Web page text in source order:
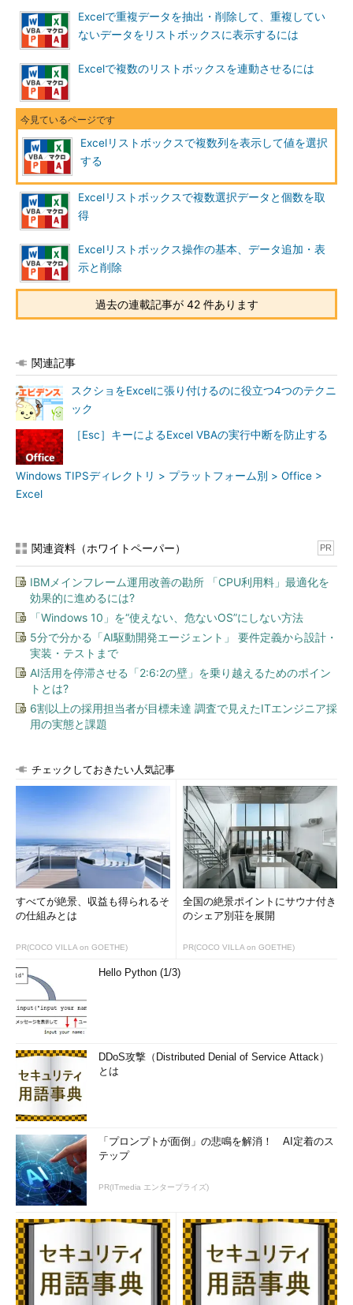
Excelで重複データを抽出・削除して、重複してい
ないデータをリストボックスに表示するには
Excelで複数のリストボックスを連動させるには
Excelリストボックスで複数列を表示して値を選択
する
Excelリストボックスで複数選択データと個数を取
得
Excelリストボックス操作の基本、データ追加・表
示と削除
過去の連載記事が 42 件あります
関連記事
スクショをExcelに張り付けるのに役立つ4つのテクニ
ック
［Esc］キーによるExcel VBAの実行中断を防止する
Windows TIPSディレクトリ > プラットフォーム別 > Office >
Excel
関連資料（ホワイトペーパー） PR
IBMメインフレーム運用改善の勘所 「CPU利用料」最適化を
効果的に進めるには?
「Windows 10」を“使えない、危ないOS”にしない方法
5分で分かる「AI駆動開発エージェント」 要件定義から設計・
実装・テストまで
AI活用を停滞させる「2:6:2の壁」を乗り越えるためのポイン
トとは?
6割以上の採用担当者が目標未達 調査で見えたITエンジニア採
用の実態と課題
チェックしておきたい人気記事
すべてが絶景、収益も得られるそ
の仕組みとは
PR(COCO VILLA on GOETHE)
全国の絶景ポイントにサウナ付き
のシェア別荘を展開
PR(COCO VILLA on GOETHE)
Hello Python (1/3)
DDoS攻撃（Distributed Denial of Service Attack）
とは
「プロンプトが面倒」の悲鳴を解消！ AI定着のス
テップ
PR(ITmedia エンタープライズ)